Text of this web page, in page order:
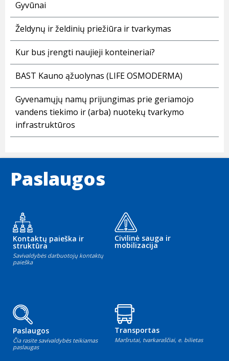
Gyvūnai
Želdynų ir želdinių priežiūra ir tvarkymas
Kur bus įrengti naujieji konteineriai?
BAST Kauno ąžuolynas (LIFE OSMODERMA)
Gyvenamųjų namų prijungimas prie geriamojo
vandens tiekimo ir (arba) nuotekų tvarkymo
infrastruktūros
Paslaugos
Kontaktų paieška ir
struktūra
Savivaldybės darbuotojų kontaktų
paieška
Civilinė sauga ir
mobilizacija
Paslaugos
Čia rasite savivaldybės teikiamas
paslaugas
Transportas
Maršrutai, tvarkaraščiai, e. bilietas